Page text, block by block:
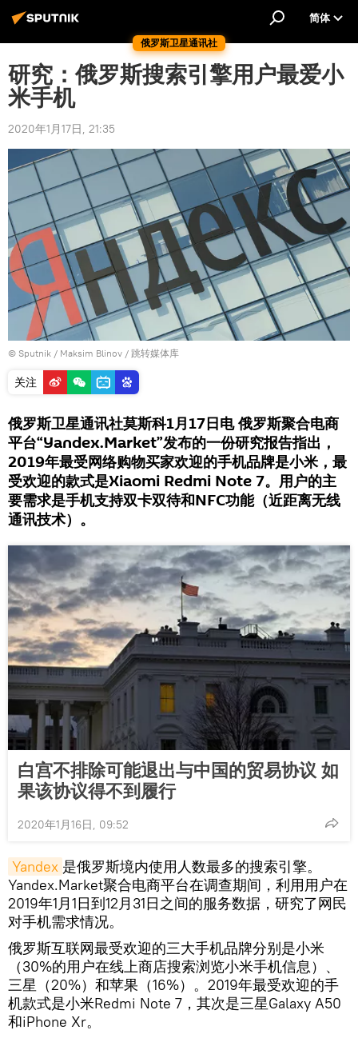
俄罗斯卫星通讯社
简体
研究：俄罗斯搜索引擎用户最爱小
米手机
2020年1月17日, 21:35
© Sputnik / Maksim Blinov / 跳转媒体库
关注
俄罗斯卫星通讯社莫斯科1月17日电 俄罗斯聚合电商
平台“Yandex.Market”发布的一份研究报告指出，
2019年最受网络购物买家欢迎的手机品牌是小米，最
受欢迎的款式是Xiaomi Redmi Note 7。用户的主
要需求是手机支持双卡双待和NFC功能（近距离无线
通讯技术）。
白宫不排除可能退出与中国的贸易协议 如
果该协议得不到履行
2020年1月16日, 09:52
Yandex 是俄罗斯境内使用人数最多的搜索引擎。
Yandex.Market聚合电商平台在调查期间，利用用户在
2019年1月1日到12月31日之间的服务数据，研究了网民
对手机需求情况。
俄罗斯互联网最受欢迎的三大手机品牌分别是小米
（30%的用户在线上商店搜索浏览小米手机信息）、
三星（20%）和苹果（16%）。2019年最受欢迎的手
机款式是小米Redmi Note 7，其次是三星Galaxy A50
和iPhone Xr。